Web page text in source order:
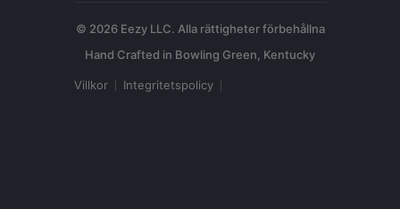
© 2026 Eezy LLC. Alla rättigheter förbehållna
Villkor Integritetspolicy